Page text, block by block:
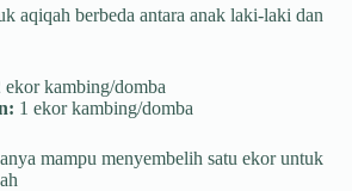
aqiqah berbeda antara anak laki-laki dan
ekor kambing/domba
1 ekor kambing/domba
mampu menyembelih satu ekor untuk